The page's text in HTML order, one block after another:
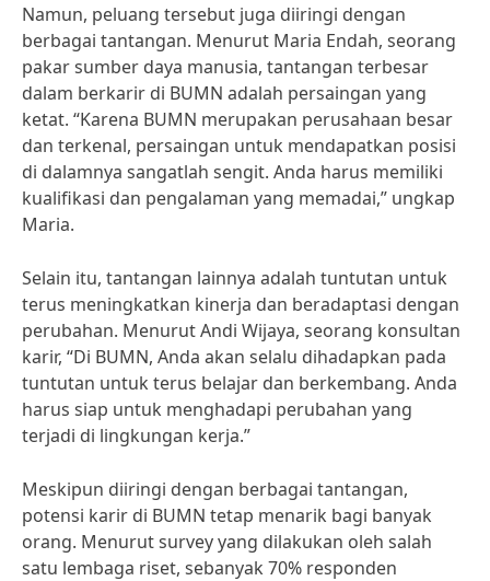
Namun, peluang tersebut juga diiringi dengan
berbagai tantangan. Menurut Maria Endah, seorang
pakar sumber daya manusia, tantangan terbesar
dalam berkarir di BUMN adalah persaingan yang
ketat. “Karena BUMN merupakan perusahaan besar
dan terkenal, persaingan untuk mendapatkan posisi
di dalamnya sangatlah sengit. Anda harus memiliki
kualifikasi dan pengalaman yang memadai,” ungkap
Maria.
Selain itu, tantangan lainnya adalah tuntutan untuk
terus meningkatkan kinerja dan beradaptasi dengan
perubahan. Menurut Andi Wijaya, seorang konsultan
karir, “Di BUMN, Anda akan selalu dihadapkan pada
tuntutan untuk terus belajar dan berkembang. Anda
harus siap untuk menghadapi perubahan yang
terjadi di lingkungan kerja.”
Meskipun diiringi dengan berbagai tantangan,
potensi karir di BUMN tetap menarik bagi banyak
orang. Menurut survey yang dilakukan oleh salah
satu lembaga riset, sebanyak 70% responden